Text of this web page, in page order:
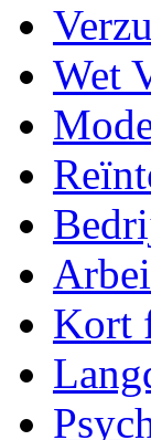
Wet
Kort